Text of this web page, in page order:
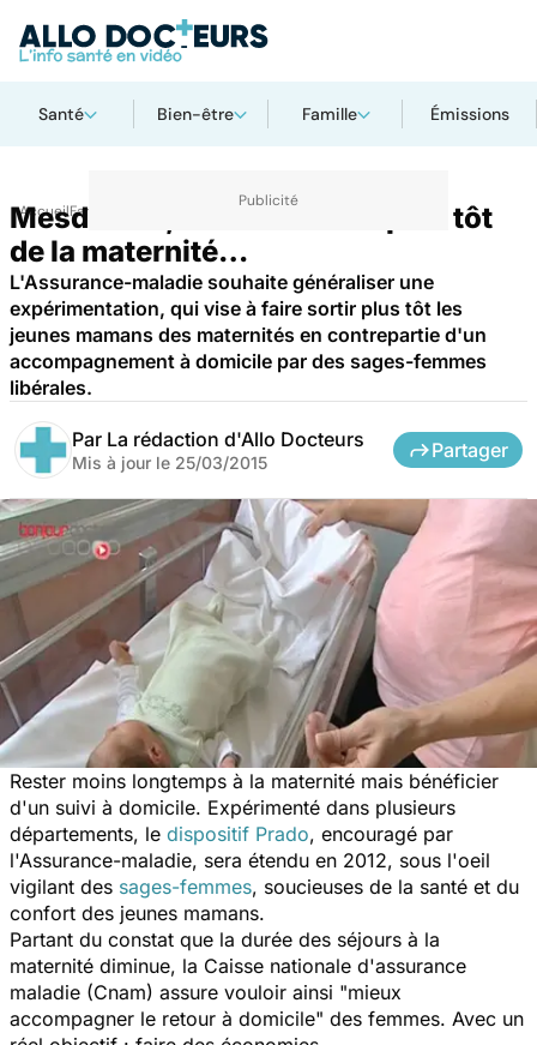
Santé Bien-être Famille Émissions
AccueilFamille
Mesdames, il faudra sortir plus tôt
de la maternité…
L'Assurance-maladie souhaite généraliser une
expérimentation, qui vise à faire sortir plus tôt les
jeunes mamans des maternités en contrepartie d'un
accompagnement à domicile par des sages-femmes
libérales.
Par La rédaction d'Allo Docteurs
Mis à jour le 25/03/2015
Partager
Rester moins longtemps à la maternité mais bénéficier
d'un suivi à domicile. Expérimenté dans plusieurs
départements, le dispositif Prado, encouragé par
l'Assurance-maladie, sera étendu en 2012, sous l'oeil
vigilant des sages-femmes, soucieuses de la santé et du
confort des jeunes mamans.
Partant du constat que la durée des séjours à la
maternité diminue, la Caisse nationale d'assurance
maladie (Cnam) assure vouloir ainsi "mieux
accompagner le retour à domicile" des femmes. Avec un